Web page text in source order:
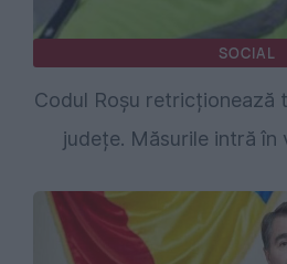
SOCIAL
Codul Roșu retricționează
județe. Măsurile intră în